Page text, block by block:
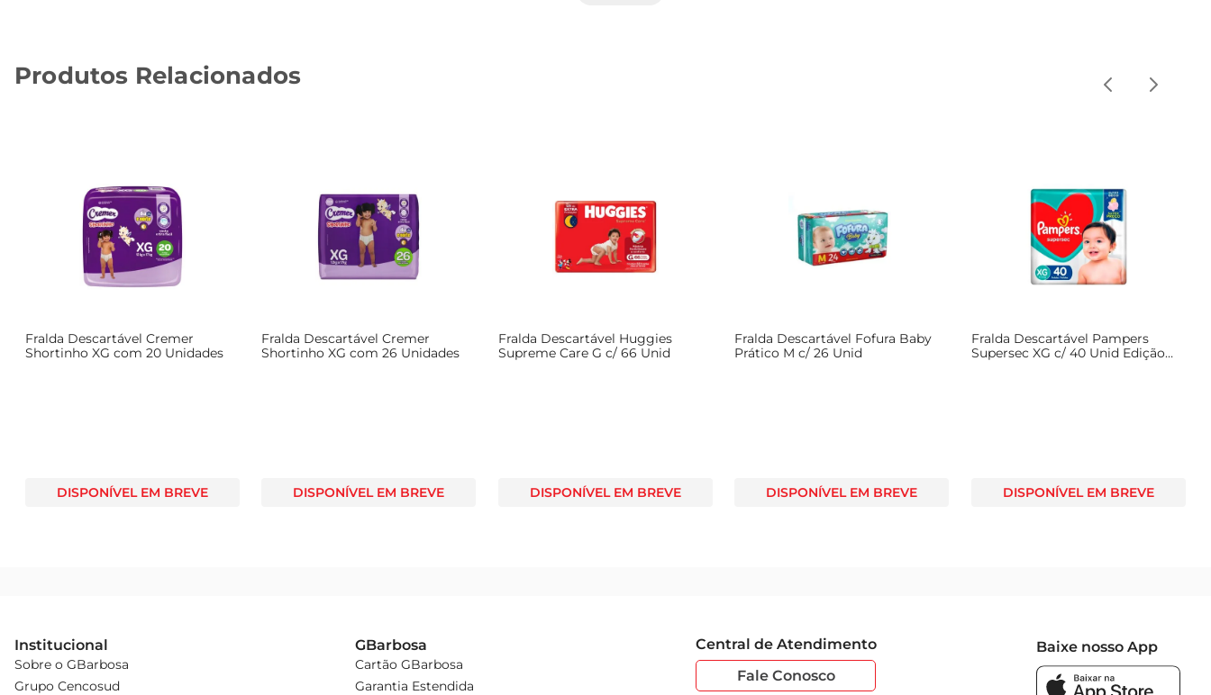
lugar, independentemente dos movimentos do bebê. Além disso, o tamanho Mega M é ideal para bebês que estão em fase de crescimento, proporcionando um ajuste seguro e
Com a Fralda Fofura Mega M, você garante que seu bebê tenha o melhor em conforto e proteção, permitindo que ele explore o mundo ao seu redor com segurança e alegria.
Produtos Relacionados
Fralda Descartável Cremer
Shortinho XG com 20 Unidades
DISPONÍVEL EM BREVE
Fralda Descartável Cremer
Shortinho XG com 26 Unidades
DISPONÍVEL EM BREVE
Fralda Descartável Huggies
Supreme Care G c/ 66 Unid
DISPONÍVEL EM BREVE
Fralda Descartável Fofura Baby
Prático M c/ 26 Unid
DISPONÍVEL EM BREVE
Fralda Descartável Pampers
Supersec XG c/ 40 Unid Edição
DISPONÍVEL EM BREVE
Institucional
Sobre o GBarbosa
Grupo Cencosud
GBarbosa
Cartão GBarbosa
Garantia Estendida
Central de Atendimento
Fale Conosco
Baixe nosso App